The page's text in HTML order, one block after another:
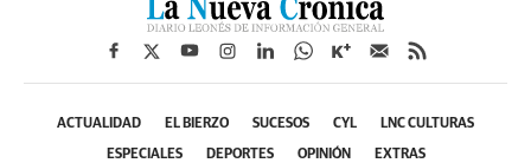
ACTUALIDAD EL BIERZO SUCESOS CYL LNC CULTURAS
ESPECIALES DEPORTES OPINIÓN EXTRAS